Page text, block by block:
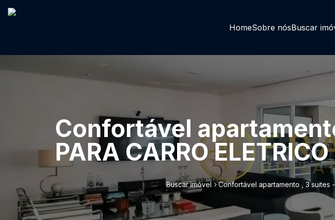
HomeSobre nósBuscar
Confortável
PARA CARRO
Buscar imóvel Confortável apartamento , 3 suites -